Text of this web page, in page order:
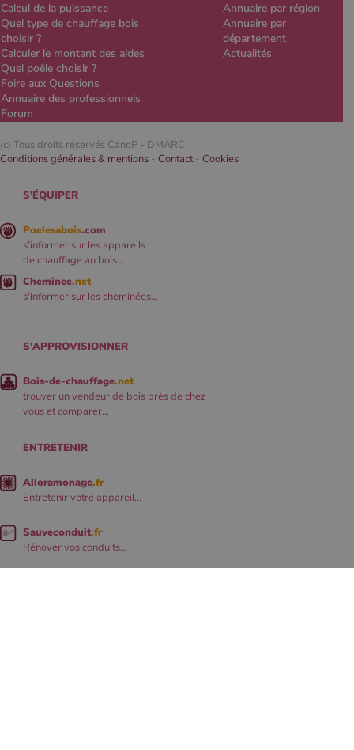
Calcul de la puissance
Quel type de chauffage bois
choisir ?
Calculer le montant des aides
Quel poêle choisir ?
Foire aux Questions
Annuaire des professionnels
Forum
Annuaire par région
Annuaire par
département
Actualités
(c) Tous droits réservés CanoP - DMARC
Conditions générales & mentions - Contact- Cookies
S'ÉQUIPER
Poelesabois.com
s'informer sur les appareils
de chauffage au bois...
Cheminee.net
s'informer sur les cheminées...
S'APPROVISIONNER
Bois-de-chauffage.net
trouver un vendeur de bois près de chez
vous et comparer...
ENTRETENIR
Alloramonage.fr
Entretenir votre appareil...
Sauveconduit.fr
Rénover vos conduits...